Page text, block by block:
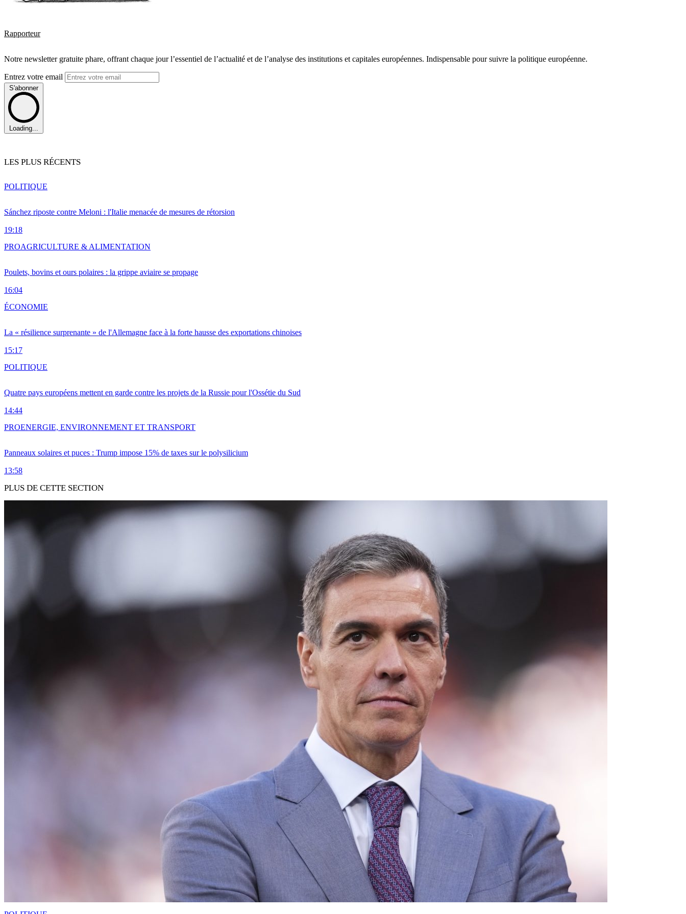
Rapporteur
Notre newsletter gratuite phare, offrant chaque jour l’essentiel de l’actualité et de l’analyse des institutions et capitales européennes. Indispensable pour suivre la politique européenne.
Entrez votre email
S'abonner
Loading...
LES PLUS RÉCENTS
Sánchez riposte contre Meloni : l'Italie menacée de mesures de rétorsion
19:18
POLITIQUE
Poulets, bovins et ours polaires : la grippe aviaire se propage
16:04
PROAGRICULTURE & ALIMENTATION
La « résilience surprenante » de l'Allemagne face à la forte hausse des exportations chinoises
15:17
ÉCONOMIE
Quatre pays européens mettent en garde contre les projets de la Russie pour l'Ossétie du Sud
14:44
POLITIQUE
Panneaux solaires et puces : Trump impose 15% de taxes sur le polysilicium
13:58
PROENERGIE, ENVIRONNEMENT ET TRANSPORT
PLUS DE CETTE SECTION